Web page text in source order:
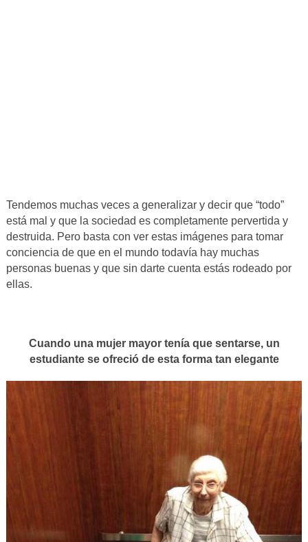
Tendemos muchas veces a generalizar y decir que “todo”
está mal y que la sociedad es completamente pervertida y
destruida. Pero basta con ver estas imágenes para tomar
conciencia de que en el mundo todavía hay muchas
personas buenas y que sin darte cuenta estás rodeado por
ellas.
Cuando una mujer mayor tenía que sentarse, un
estudiante se ofreció de esta forma tan elegante